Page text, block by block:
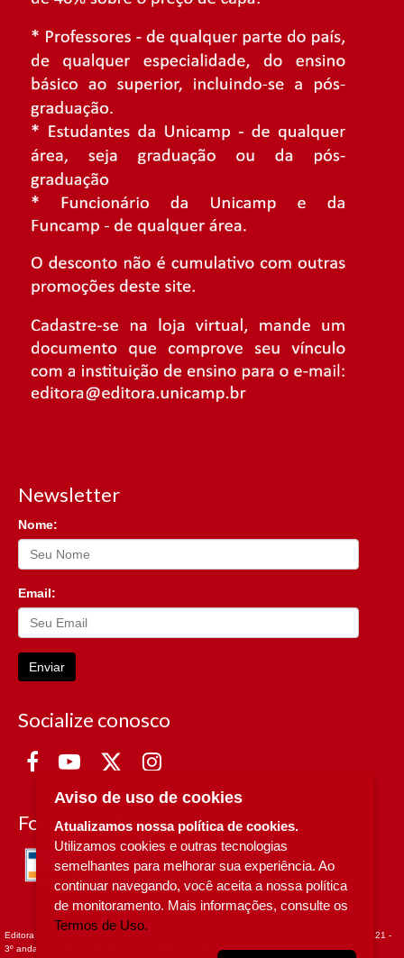
Newsletter
Nome:
Email:
Enviar
Socialize conosco
Formas de Pagamento
Editora da Unicamp - CNPJ n° 49.607.336/0002-97 - Rua Sérgio Buarque de Holanda, 421 -
3º andar - Cidade Universitária - - CAMPINAS - SP
Aviso de uso de cookies
Atualizamos nossa política de cookies.
Utilizamos cookies e outras tecnologias
semelhantes para melhorar sua experiência. Ao
continuar navegando, você aceita a nossa política
de monitoramento. Mais informações, consulte os
Termos de Uso.